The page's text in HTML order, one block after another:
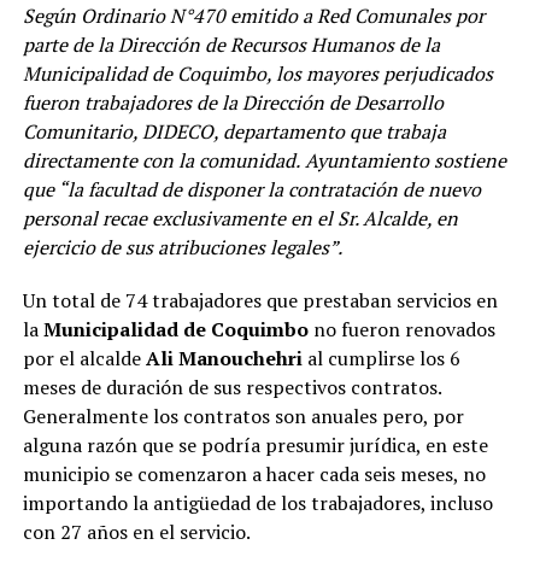
Según Ordinario N°470 emitido a Red Comunales por
parte de la Dirección de Recursos Humanos de la
Municipalidad de Coquimbo, los mayores perjudicados
fueron trabajadores de la Dirección de Desarrollo
Comunitario, DIDECO, departamento que trabaja
directamente con la comunidad.Ayuntamiento sostiene
que “la facultad de disponer la contratación de nuevo
personal recae exclusivamente en el Sr. Alcalde, en
ejercicio de sus atribuciones legales”.
Un total de 74 trabajadores que prestaban servicios en
laMunicipalidad de Coquimbono fueron renovados
por el alcaldeAli Manouchehrial cumplirse los 6
meses de duración de sus respectivos contratos.
Generalmente los contratos son anuales pero, por
alguna razón que se podría presumir jurídica, en este
municipio se comenzaron a hacer cada seis meses, no
importando la antigüedad de los trabajadores, incluso
con 27 años en el servicio.